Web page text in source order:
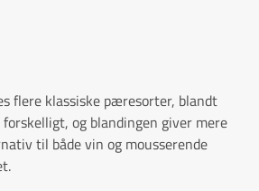
flere klassiske pæresorter, blandt
og blandingen giver mere
til både vin og mousserende